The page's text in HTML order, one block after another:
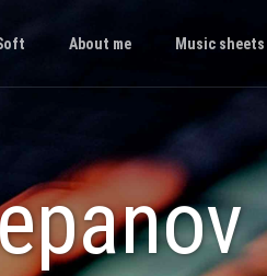
About me Music sheets